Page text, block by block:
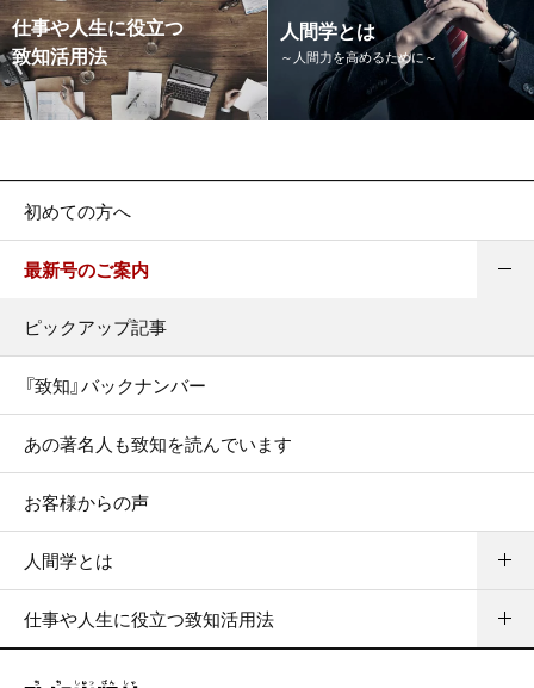
仕事や人生に役立つ
致知活用法
人間学とは
～人間力を高めるために～
初めての方へ
最新号のご案内
ピックアップ記事
『致知』バックナンバー
あの著名人も致知を読んでいます
お客様からの声
人間学とは
仕事や人生に役立つ致知活用法